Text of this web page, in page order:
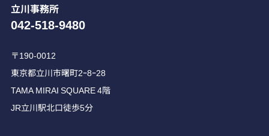
立川事務所
042-518-9480
〒190-0012
東京都立川市曙町2ｰ8ｰ28
TAMA MIRAI SQUARE 4階
JR立川駅北口徒歩5分